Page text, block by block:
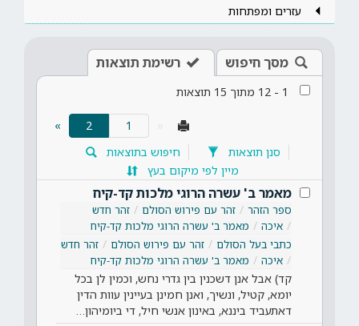
עזרים ומפתחות
מסך חיפוש רשימת תוצאות
1
-
12 מתוך 15 תוצאות
2
»
סנן תוצאות
חיפוש בתוצאות
מיין לפי מיקום בעץ
מאמר ב' עשרה הרוגי מלכות קד-קיח
ספר הזהר זהר עם פירוש הסולם
זהר חדש
איכה
מאמר ב' עשרה הרוגי מלכות קד-קיח
כתבי בעל הסולם
זהר עם פירוש הסולם
זהר חדש
איכה
מאמר ב' עשרה הרוגי מלכות קד-קיח
קד) אבל אנן דשכנין בין גדרי נחש, וכמין לן בכל
יומא, קטיל, ונשיך, ואנן חמינן בעיינין עוות הדין
דאתעביד ביננא, באינון אנשי חיל, די ביומיהון…